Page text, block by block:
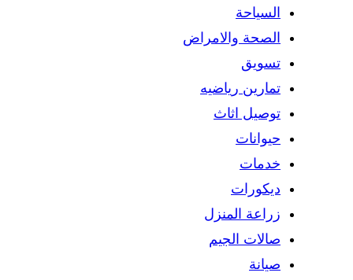
السياحة
الصحة والامراض
تسويق
تمارين رياضيه
توصيل اثاث
حيوانات
خدمات
ديكورات
زراعة المنزل
صالات الجيم
صيانة